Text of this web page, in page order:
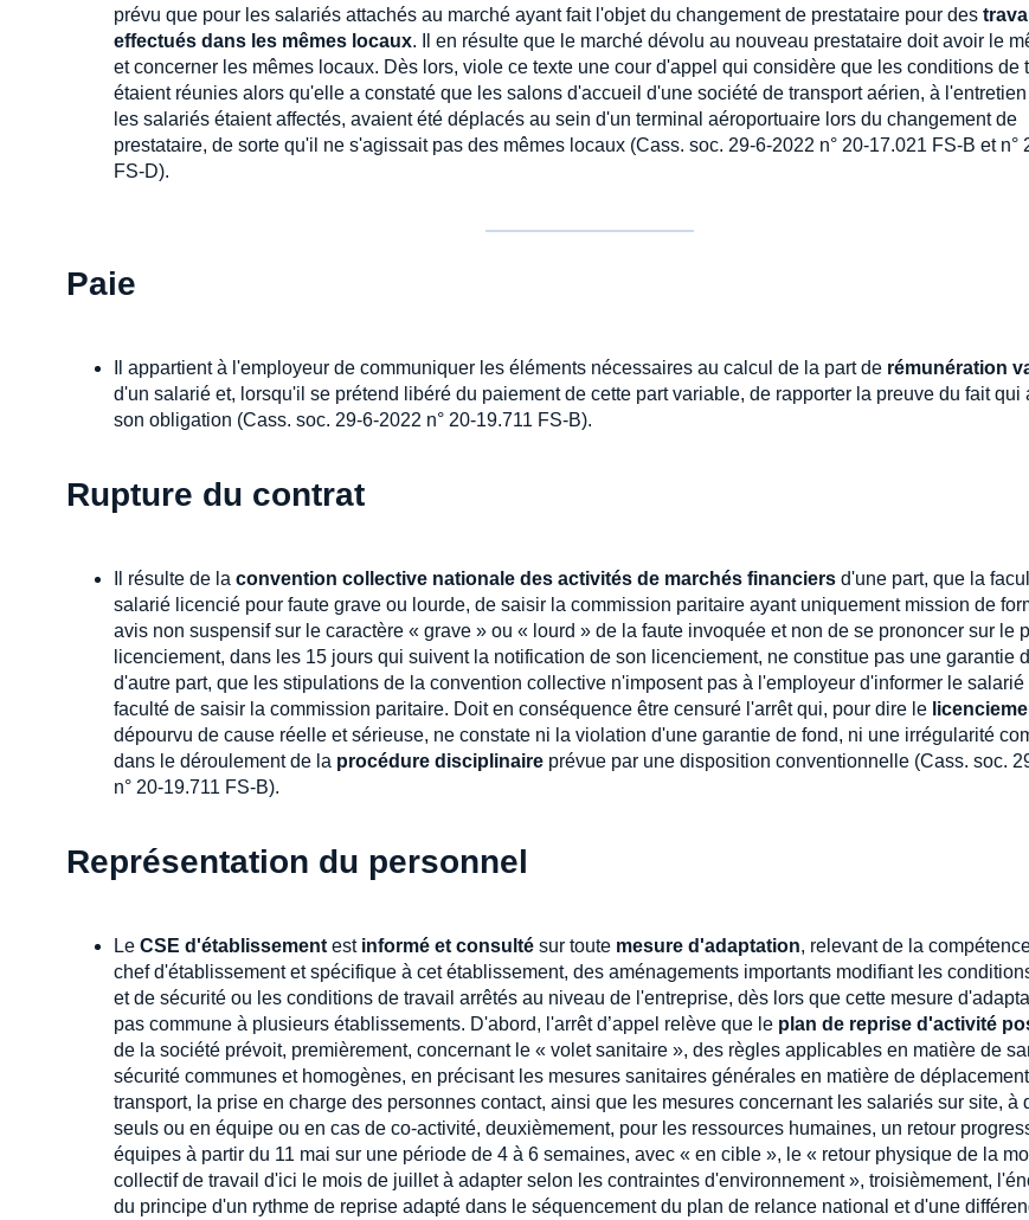
prévu que pour les salariés attachés au marché ayant fait l'objet du changement de prestataire pour des
effectués dans les mêmes locaux. Il en résulte que le marché dévolu au nouveau prestataire doit avoir le
et concerner les mêmes locaux. Dès lors, viole ce texte une cour d'appel qui considère que les conditions de
étaient réunies alors qu'elle a constaté que les salons d'accueil d'une société de transport aérien, à
les salariés étaient affectés, avaient été déplacés au sein d'un terminal aéroportuaire lors du changement de
prestataire, de sorte qu'il ne s'agissait pas des mêmes locaux (Cass. soc. 29-6-2022 n° 20-17.021 FS-B et n°
FS-D).
Paie
Il appartient à l'employeur de communiquer les éléments nécessaires au calcul de la part de rémunération
d'un salarié et, lorsqu'il se prétend libéré du paiement de cette part variable, de rapporter la preuve du fait qui
son obligation (Cass. soc. 29-6-2022 n° 20-19.711 FS-B).
Rupture du contrat
Il résulte de la convention collective nationale des activités de marchés financiers d'une part, que la
salarié licencié pour faute grave ou lourde, de saisir la commission paritaire ayant uniquement mission de
avis non suspensif sur le caractère « grave » ou « lourd » de la faute invoquée et non de se prononcer sur le
licenciement, dans les 15 jours qui suivent la notification de son licenciement, ne constitue pas une garantie
d'autre part, que les stipulations de la convention collective n'imposent pas à l'employeur d'informer le salarié
faculté de saisir la commission paritaire. Doit en conséquence être censuré l'arrêt qui, pour dire le
dépourvu de cause réelle et sérieuse, ne constate ni la violation d'une garantie de fond, ni une irrégularité
dans le déroulement de la procédure disciplinaire prévue par une disposition conventionnelle (Cass. soc.
n° 20-19.711 FS-B).
Représentation du personnel
Le CSE d'établissement est informé et consulté sur toute mesure d'adaptation, relevant de la
chef d'établissement et spécifique à cet établissement, des aménagements importants modifiant les
et de sécurité ou les conditions de travail arrêtés au niveau de l'entreprise, dès lors que cette mesure
pas commune à plusieurs établissements. D'abord, l'arrêt d’appel relève que le plan de reprise d'activité
de la société prévoit, premièrement, concernant le « volet sanitaire », des règles applicables en matière de
sécurité communes et homogènes, en précisant les mesures sanitaires générales en matière de
transport, la prise en charge des personnes contact, ainsi que les mesures concernant les salariés sur site, à
seuls ou en équipe ou en cas de co-activité, deuxièmement, pour les ressources humaines, un retour
équipes à partir du 11 mai sur une période de 4 à 6 semaines, avec « en cible », le « retour physique de la
collectif de travail d'ici le mois de juillet à adapter selon les contraintes d'environnement », troisièmement,
du principe d'un rythme de reprise adapté dans le séquencement du plan de relance national et d'une